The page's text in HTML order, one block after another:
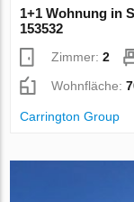
1+1 Wohnung in
153532
Zimmer:2
Wohnfläche:
Carrington Group